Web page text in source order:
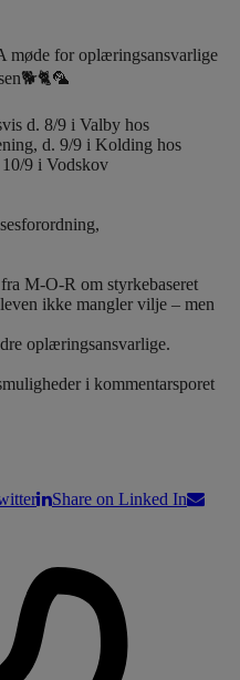
møde for oplæringsansvarlige
d. 8/9 i Valby hos
d. 9/9 i Kolding hos
9 i Vodskov
M-O-R om styrkebaseret
ikke mangler vilje – men
oplæringsansvarlige.
i kommentarsporet
Share on Linked In